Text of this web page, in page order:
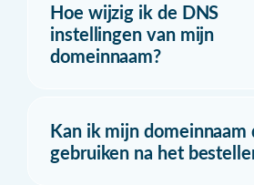
Hoe wijzig ik de DNS
instellingen van mijn
domeinnaam?
Kan ik mijn domeinnaam
gebruiken na het